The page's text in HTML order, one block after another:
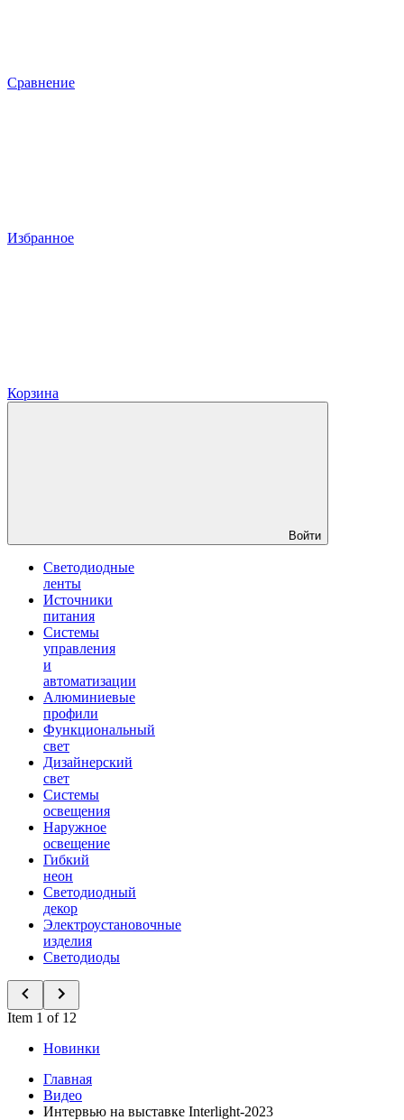
Сравнение
Избранное
Корзина
Войти
Светодиодные
ленты
Источники
питания
Системы
управления
и
автоматизации
Алюминиевые
профили
Функциональный
свет
Дизайнерский
свет
Системы
освещения
Наружное
освещение
Гибкий
неон
Светодиодный
декор
Электроустановочные
изделия
Светодиоды
Item 1 of 12
Новинки
Главная
Видео
Интервью на выставке Interlight-2023